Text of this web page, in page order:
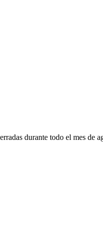
durante todo el mes